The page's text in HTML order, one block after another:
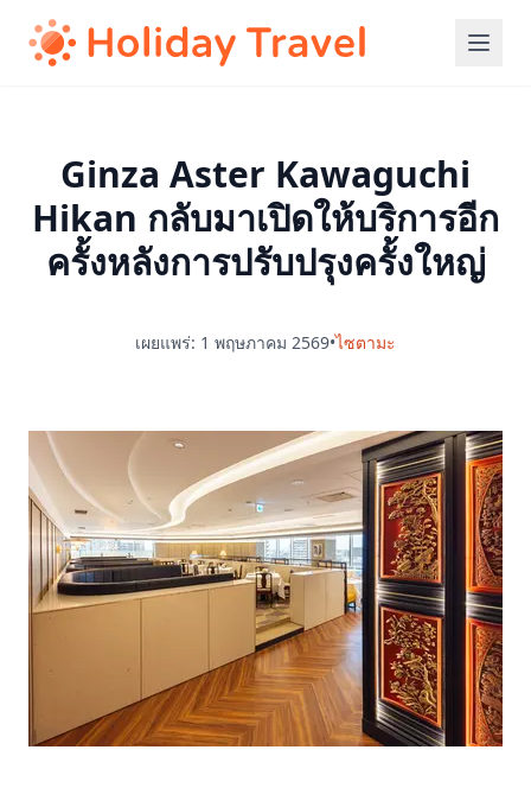
Ginza Aster Kawaguchi
Hikan กลับมาเปิดให้บริการอีก
ครั้งหลังการปรับปรุงครั้งใหญ่
เผยแพร่: 1 พฤษภาคม 2569•ไซตามะ